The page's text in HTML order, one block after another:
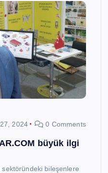
2024 0 Comments
büyük ilgi
sektöründeki bileşenlere